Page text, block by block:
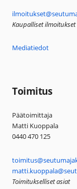
Kaupalliset ilmoitukset
Mediatiedot
Toimitus
Päätoimittaja
Matti Kuoppala
0440 470 125
Toimitukselliset asiat